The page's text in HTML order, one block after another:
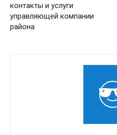
контакты и услуги
управляющей компании
района